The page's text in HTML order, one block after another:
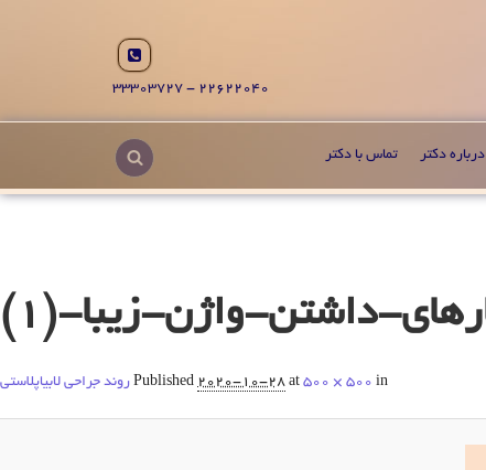
22622040 - 33303727
درباره دکتر تماس با دکتر
Published 2020-10-28 at 500 × 500 in روند جراحی لابیاپلاستی